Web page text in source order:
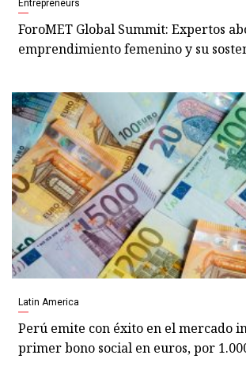
Entrepreneurs
ForoMET Global Summit: Expertos
emprendimiento femenino y su
Latin America
Perú emite con éxito en el mercado
primer bono social en euros, por